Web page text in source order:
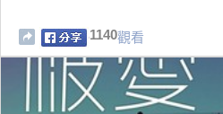
1140觀看